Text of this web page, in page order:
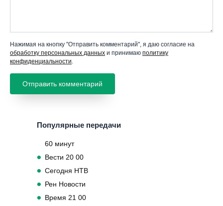
Нажимая на кнопку "Отправить комментарий", я даю согласие на
обработку персональных данных и принимаю политику
конфиденциальности.
Популярные передачи
60 минут
Вести 20 00
Сегодня НТВ
Рен Новости
Время 21 00